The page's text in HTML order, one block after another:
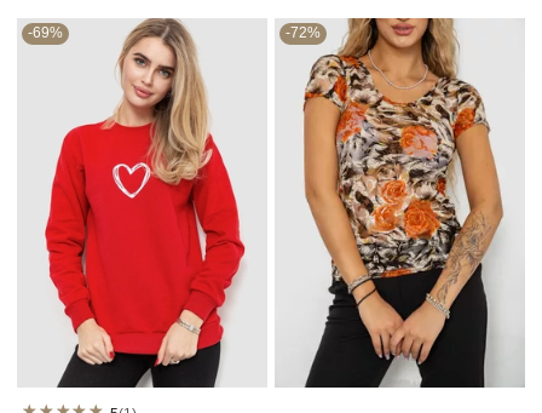
-69% -72%